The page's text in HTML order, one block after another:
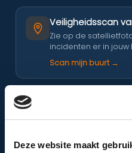
Deze website maakt
Veiligheidsscan
Zie op de
incidenten er in jouw
Scan mijn buurt →
Open de tool →